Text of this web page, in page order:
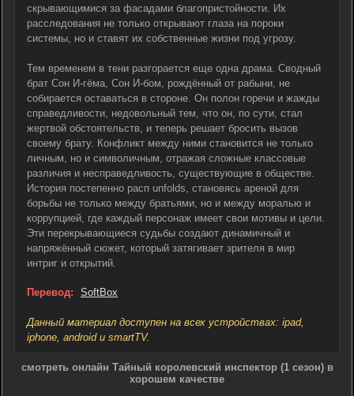
скрывающимися за фасадами благопристойности. Их
расследования не только открывают глаза на пороки
системы, но и ставят их собственные жизни под угрозу.
Тем временем в тени разгорается еще одна драма. Сводный
брат Сон И-гёма, Сон И-бом, рождённый от рабыни, не
собирается оставаться в стороне. Он полон горечи и жажды
справедливости, недовольный тем, что он, по сути, стал
жертвой обстоятельств, и теперь решает бросить вызов
своему брату. Конфликт между ними становится не только
личным, но и символичным, отражая сложные классовые
различия и несправедливость, существующие в обществе.
История постепенно расп unfolds, становясь ареной для
борьбы не только между братьями, но и между моралью и
коррупцией, где каждый персонаж имеет свои мотивы и цели.
Эти перекрывающиеся судьбы создают динамичный и
напряжённый сюжет, который затягивает зрителя в мир
интриг и открытий.
Перевод: SoftBox
Данный материал доступен на всех устройствах: ipad,
iphone, android и smartTV.
смотреть онлайн Тайный королевский инспектор (1 сезон) в
хорошем качестве